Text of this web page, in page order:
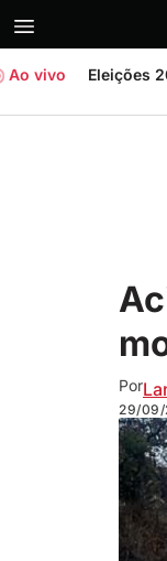
Ao vivo Eleições
Por
29/09/